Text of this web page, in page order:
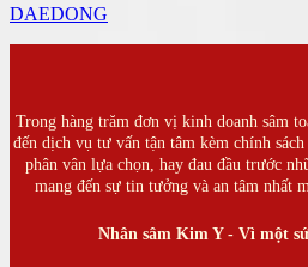
DAEDONG
Trong hàng trăm đơn vị kinh doanh sâm
đến dịch vụ tư vấn tận tâm kèm chính
phân vân lựa chọn, hay đau đầu trước
mang đến sự tin tưởng và an tâm nhất
Nhân sâm Kim Y - Vì một